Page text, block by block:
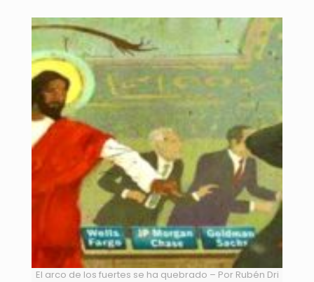
El arco de los fuertes se ha quebrado – Por Rubén Dri